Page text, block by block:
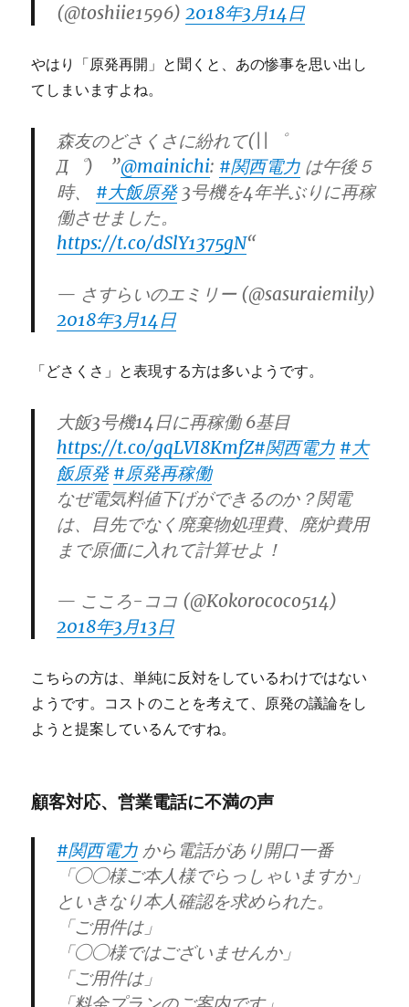
(@toshiie1596)2018年3月14日
やはり「原発再開」と聞くと、あの惨事を思い出し
てしまいますよね。
森友のどさくさに紛れて(||゜
Д゜) ”@mainichi: #関西電力 は午後５
時、 #大飯原発3号機を4年半ぶりに再稼
働させました。
https://t.co/dSlY1375gN“
— さすらいのエミリー (@sasuraiemily)
2018年3月14日
「どさくさ」と表現する方は多いようです。
大飯3号機14日に再稼働 6基目
https://t.co/gqLVI8KmfZ#関西電力 #大
飯原発 #原発再稼働
なぜ電気料値下げができるのか？関電
は、目先でなく廃棄物処理費、廃炉費用
まで原価に入れて計算せよ！
— こころ-ココ (@Kokorococo514)
2018年3月13日
こちらの方は、単純に反対をしているわけではない
ようです。コストのことを考えて、原発の議論をし
ようと提案しているんですね。
顧客対応、営業電話に不満の声
#関西電力 から電話があり開口一番
「◯◯様ご本人様でらっしゃいますか」
といきなり本人確認を求められた。
「ご用件は」
「◯◯様ではございませんか」
「ご用件は」